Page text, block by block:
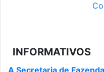
INFORMATIVOS